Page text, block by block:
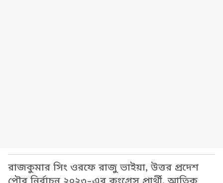
রাজকুমার সিং ওরফে রাজু ভাইয়া, উত্তর প্রদেশ